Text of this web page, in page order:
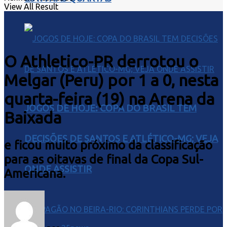
JOGOS DE HOJE: COPA DO BRASIL TEM
DECISÕES DE SANTOS E ATLÉTICO-MG; VEJA
ONDE ASSISTIR
View All Result
O Athletico-PR derrotou o
Melgar (Peru) por 1 a 0, nesta
quarta-feira (19) na Arena da
Baixada
e ficou muito próximo da classificação
para as oitavas de final da Copa Sul-
Americana.